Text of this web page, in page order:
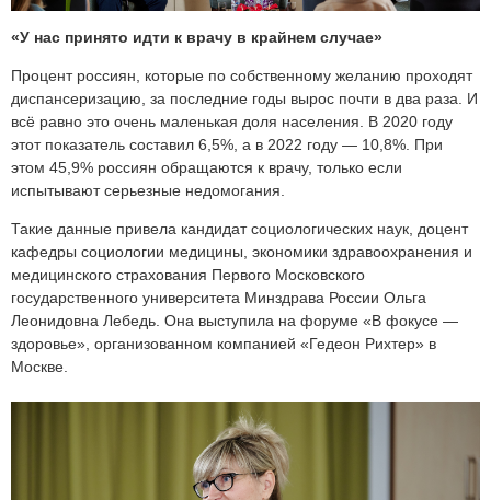
«У нас принято идти к врачу в крайнем случае»
Процент россиян, которые по собственному желанию проходят
диспансеризацию, за последние годы вырос почти в два раза. И
всё равно это очень маленькая доля населения. В 2020 году
этот показатель составил 6,5%, а в 2022 году — 10,8%. При
этом 45,9% россиян обращаются к врачу, только если
испытывают серьезные недомогания.
Такие данные привела кандидат социологических наук, доцент
кафедры социологии медицины, экономики здравоохранения и
медицинского страхования Первого Московского
государственного университета Минздрава России Ольга
Леонидовна Лебедь. Она выступила на форуме «В фокусе —
здоровье», организованном компанией «Гедеон Рихтер» в
Москве.